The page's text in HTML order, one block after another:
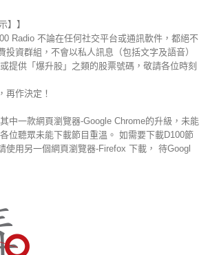
】】
Radio 不論在任何社交平台或通訊軟件，都絕不
投資群組，不會以私人訊息（包括文字及語音）
提供「爆升股」之類的股票號碼，敬請各位時刻
再作決定！
中一款網頁瀏覽器-Google Chrome的升級，未能
位聽眾未能下載節目重溫。 如需要下載D100節
使用另一個網頁瀏覽器-Firefox 下載， 待Googl